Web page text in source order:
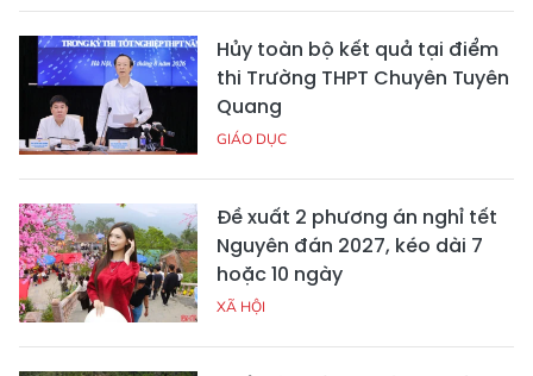
Hủy toàn bộ kết quả tại điểm
thi Trường THPT Chuyên Tuyên
Quang
GIÁO DỤC
Đề xuất 2 phương án nghỉ tết
Nguyên đán 2027, kéo dài 7
hoặc 10 ngày
XÃ HỘI